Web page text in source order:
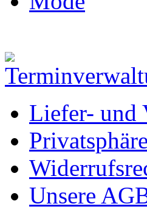
Liefer- und
Unsere